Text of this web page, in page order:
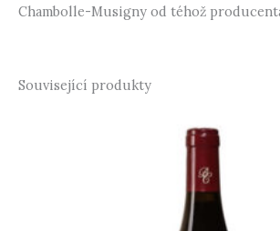
Chambolle-Musigny od téhož
Související produkty